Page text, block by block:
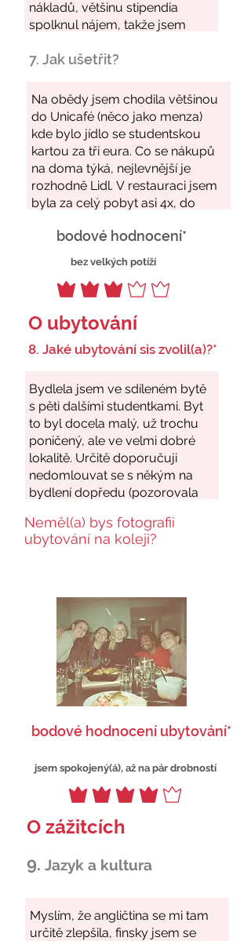
7. Jak ušetřit?
bodové hodnocení*
bez velkých potíží
O ubytování
8. Jaké ubytování sis zvolil(a)?*
Neměl(a) bys fotografii
ubytování na koleji?
bodové hodnocení ubytování*
jsem spokojený(á), až na pár drobností
O zážitcích
9. Jazyk a kultura